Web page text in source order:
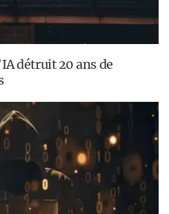
détruit 20 ans de